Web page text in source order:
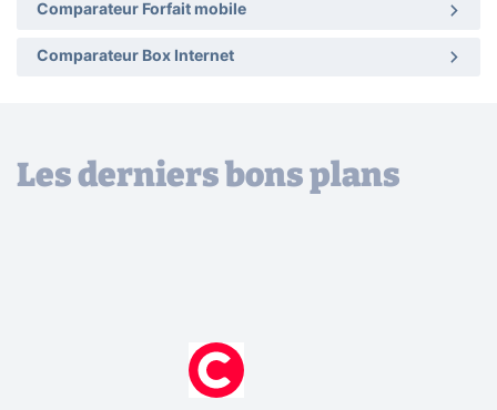
Comparateur Forfait mobile
Comparateur Box Internet
Les derniers bons plans